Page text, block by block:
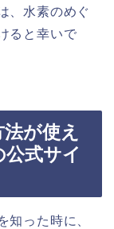
、水素のめぐ
ると幸いで
が使え
式サイ
知った時に、